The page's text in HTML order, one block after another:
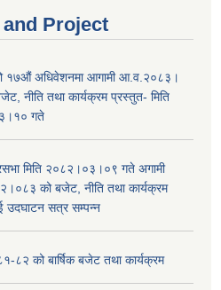
and Project
१७औं अधिवेशनमा आगामी आ.व.२०८३।
नीति तथा कार्यक्रम प्रस्तुत- मिति
गते
मिति २०८२।०३।०९ गते अगामी
को बजेट, नीति तथा कार्यक्रम
उदघाटन सत्र सम्पन्न
८२ को बार्षिक बजेट तथा कार्यक्रम